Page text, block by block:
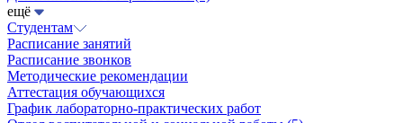
ещё
Студентам
Расписание занятий
Расписание звонков
Методические рекомендации
Аттестация обучающихся
График лабораторно-практических работ